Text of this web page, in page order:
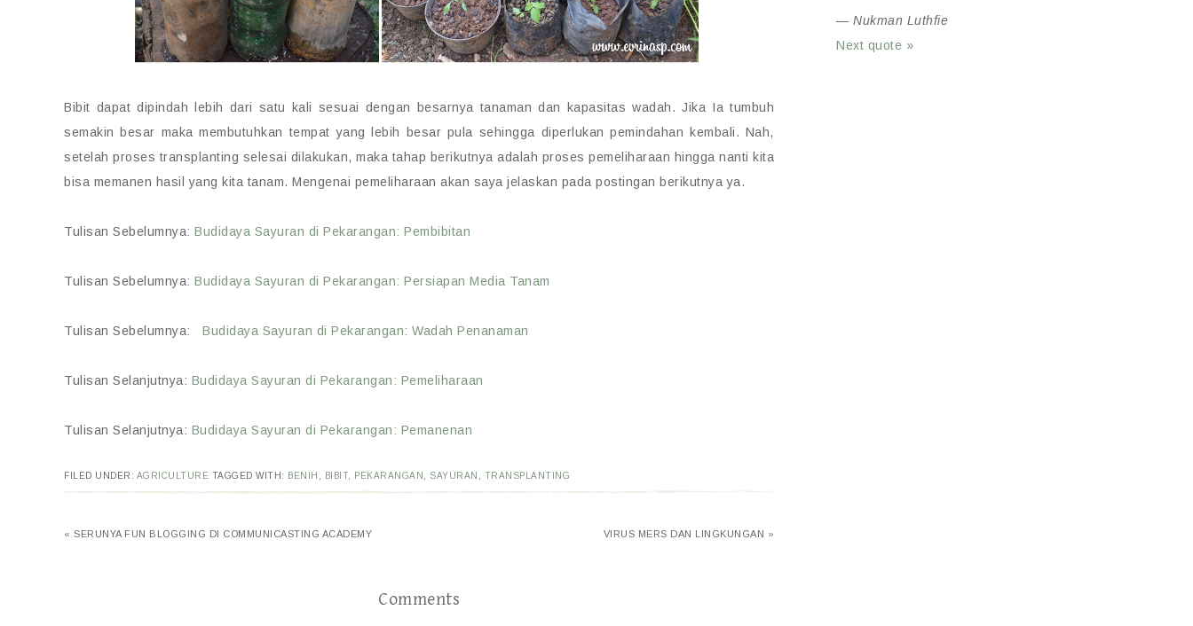
Bibit dapat dipindah lebih dari satu kali sesuai dengan besarnya tanaman dan kapasitas wadah. Jika Ia tumbuh
semakin besar maka membutuhkan tempat yang lebih besar pula sehingga diperlukan pemindahan kembali. Nah,
setelah proses transplanting selesai dilakukan, maka tahap berikutnya adalah proses pemeliharaan hingga nanti kita
bisa memanen hasil yang kita tanam. Mengenai pemeliharaan akan saya jelaskan pada postingan berikutnya ya.
Tulisan Sebelumnya: Budidaya Sayuran di Pekarangan: Pembibitan
Tulisan Sebelumnya: Budidaya Sayuran di Pekarangan: Persiapan Media Tanam
Tulisan Sebelumnya: Budidaya Sayuran di Pekarangan: Wadah Penanaman
Tulisan Selanjutnya: Budidaya Sayuran di Pekarangan: Pemeliharaan
Tulisan Selanjutnya: Budidaya Sayuran di Pekarangan: Pemanenan
FILED UNDER: AGRICULTURE TAGGED WITH: BENIH BIBIT, PEKARANGAN SAYURAN TRANSPLANTING
« SERUNYA FUN BLOGGING DI COMMUNICASTING ACADEMY VIRUS MERS DAN LINGKUNGAN »
Comments
— Nukman Luthfie
Next quote »